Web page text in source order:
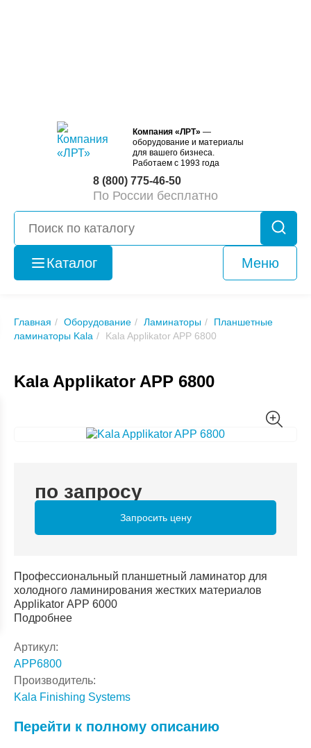
Компания «ЛРТ» —
оборудование и материалы
для вашего бизнеса.
Работаем с 1993 года
8 (800) 775-46-50
По России бесплатно
Каталог Меню
Оборудование
б/у
Главная Оборудование Ламинаторы
Планшетные
ламинаторы Kala
Kala Applikator APP 6800
Kala Applikator APP 6800
по запросу
Запросить цену
Профессиональный планшетный ламинатор для
холодного ламинирования жестких материалов
Applikator APP 6000
Подробнее
Артикул:
APP6800
Производитель:
Kala Finishing Systems
Перейти к полному описанию